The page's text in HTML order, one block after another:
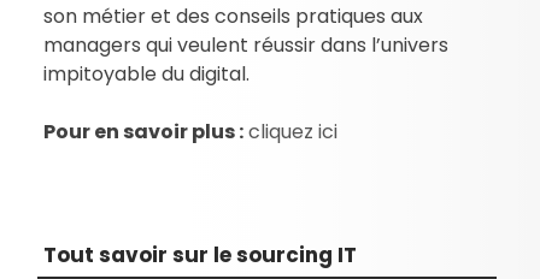
son métier et des conseils pratiques aux
managers qui veulent réussir dans l’univers
impitoyable du digital.
Pour en savoir plus :cliquez ici
Tout savoir sur le sourcing IT